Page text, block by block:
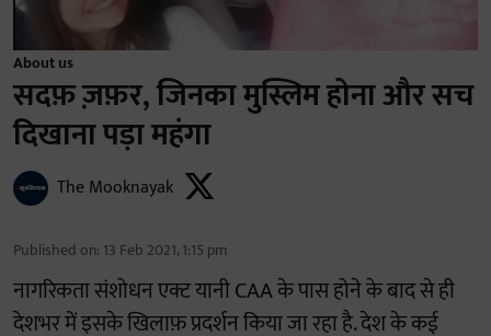
About us
सदफ़ ज़फ़र, जिनका मुस्लिम होना और सच
दिखाना पड़ा महंगा
The Mooknayak
Published on: 13 Feb 2021, 1:15 pm
नागरिकता संशोधन एक्ट यानीCAAके पास होने के बाद से ही
देशभर में इसके खिलाफ़ प्रदर्शन किया जा रहा है.देश के कई